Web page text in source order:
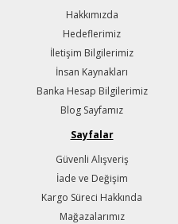
Hakkımızda
Hedeflerimiz
İletişim Bilgilerimiz
İnsan Kaynakları
Banka Hesap Bilgilerimiz
Blog Sayfamız
Sayfalar
Güvenli Alışveriş
İade ve Değişim
Kargo Süreci Hakkında
Mağazalarımız